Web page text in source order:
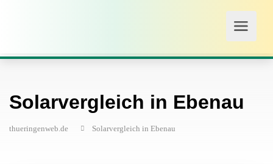
Solarvergleich in Ebenau
thueringenweb.de Solarvergleich in Ebenau